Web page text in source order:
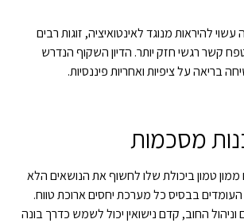
להיראות מנוגד לאינטואיציה, זוגות רבים
קשר רגשי חזק יותר. הדיון השקוף הנדרש
בריאה על ציפיות ואחריות פיננסיות.
מסכמות
טמון ביכולת שלו לחשוף את הנושאים הלא
בבסיס כל מערכת יחסים ארוכת טווח.
החוב, קדם נישואין יכול לשמש כדרך בונה